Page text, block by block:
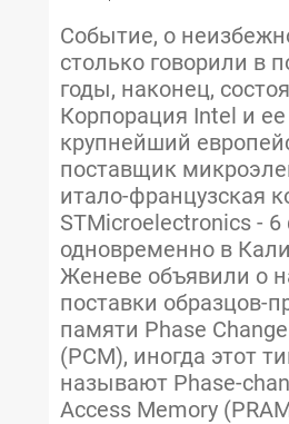
Событие, о
столько говорили в
годы, наконец,
Корпорация Intel и ее
крупнейший
поставщик
итало-французская
STMicroelectronics -
одновременно в
Женеве объявили о
поставки образцов-
памяти Phase
(PCM), иногда этот
называют Phase-
Access Memory